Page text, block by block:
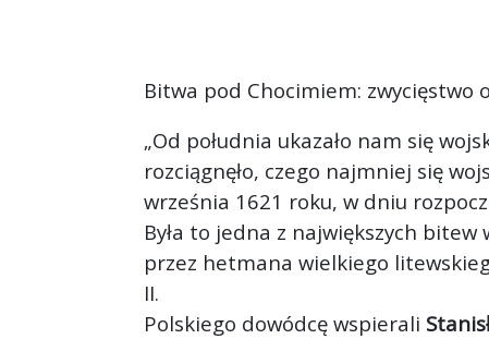
Bitwa pod Chocimiem: zwycięstwo
„Od południa ukazało nam się
rozciągnęło, czego najmniej się
września 1621 roku, w dniu
Była to jedna z największych bitew
przez hetmana wielkiego
II.
Polskiego dowódcę wspierali